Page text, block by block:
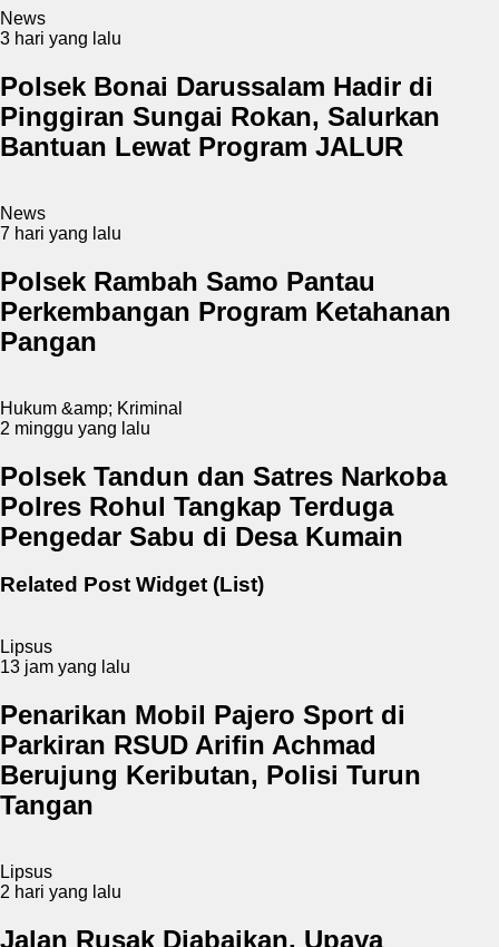
News
3 hari yang lalu
Polsek Bonai Darussalam Hadir di
Pinggiran Sungai Rokan, Salurkan
Bantuan Lewat Program JALUR
News
7 hari yang lalu
Polsek Rambah Samo Pantau
Perkembangan Program Ketahanan
Pangan
Hukum &amp; Kriminal
2 minggu yang lalu
Polsek Tandun dan Satres Narkoba
Polres Rohul Tangkap Terduga
Pengedar Sabu di Desa Kumain
Related Post Widget (List)
Lipsus
13 jam yang lalu
Penarikan Mobil Pajero Sport di
Parkiran RSUD Arifin Achmad
Berujung Keributan, Polisi Turun
Tangan
Lipsus
2 hari yang lalu
Jalan Rusak Diabaikan, Upaya